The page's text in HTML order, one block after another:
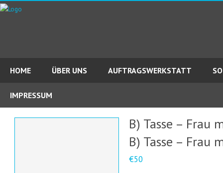
HOME ÜBER UNS AUFTRAGSWERKSTATT
IMPRESSUM
B) Tasse – Frau
B) Tasse – Frau
€50